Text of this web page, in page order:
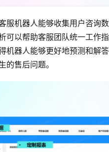
服机器人能够收集用户咨询
可以帮助客服团队统一工作
机器人能够更好地预测和解
的售后问题。